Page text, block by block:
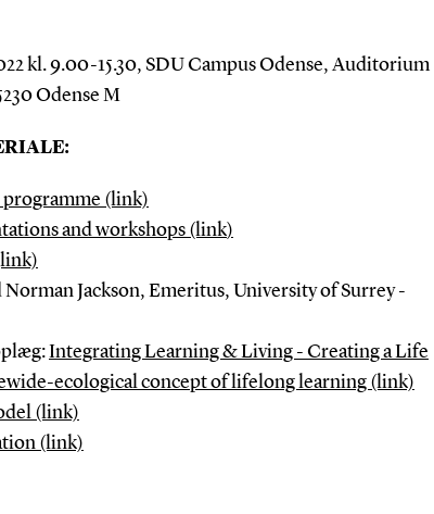
kl. 9.00-15.30, SDU Campus Odense, Auditorium
Odense M
(link)
and workshops (link)
Jackson, Emeritus, University of Surrey -
Integrating Learning & Living - Creating a Life
ecological concept of lifelong learning (link)
(link)
(link)